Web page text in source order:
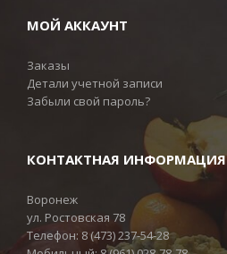
МОЙ АККАУНТ
Заказы
Детали учетной записи
Забыли свой пароль?
КОНТАКТНАЯ ИНФОРМАЦИЯ
Воронеж
ул. Ростовская 78
Телефон: 8 (473) 237-54-28